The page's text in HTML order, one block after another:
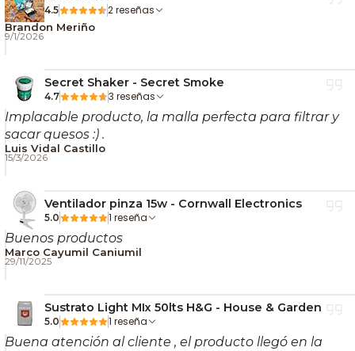
4.5 2 reseñas
Brandon Meriño
9/1/2026
Secret Shaker - Secret Smoke
4.7 3 reseñas
Implacable producto, la malla perfecta para filtrar y
sacar quesos :) .
Luis Vidal Castillo
15/3/2026
Ventilador pinza 15w - Cornwall Electronics
5.0 1 reseña
Buenos productos
Marco Cayumil Caniumil
29/11/2025
Sustrato Light MIx 50lts H&G - House & Garden
5.0 1 reseña
Buena atención al cliente , el producto llegó en la